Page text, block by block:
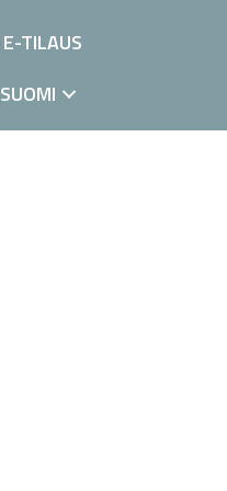
E-TILAUS
SUOMI